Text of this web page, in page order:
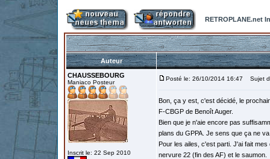
RETROPLANE.net
Auteur
CHAUSSEBOURG
Maniaco Posteur
Inscrit le: 22 Sep 2010
Posté le: 26/10/2014 16:47 Sujet
Bon, ça y est, c'est décidé, le
F-CBGP de Benoît Auger.
Bien que je n'aie encore pas
plans du GPPA. Je sens que ça ne
Pour les ailes, c'est parti. J'ai fait
nervure 22 (fin des AF) et le saumon.